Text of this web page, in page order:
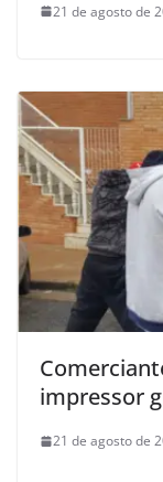
21 de agosto de
impressor
21 de agosto de